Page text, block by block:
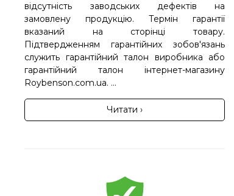
відсутність заводських дефектів на
замовлену продукцію. Термін гарантії
вказаний на сторінці товару.
Підтвердженням гарантійних зобов'язань
служить гарантійний талон виробника або
гарантійний талон інтернет-магазину
Roybenson.com.ua. ...
Читати ›